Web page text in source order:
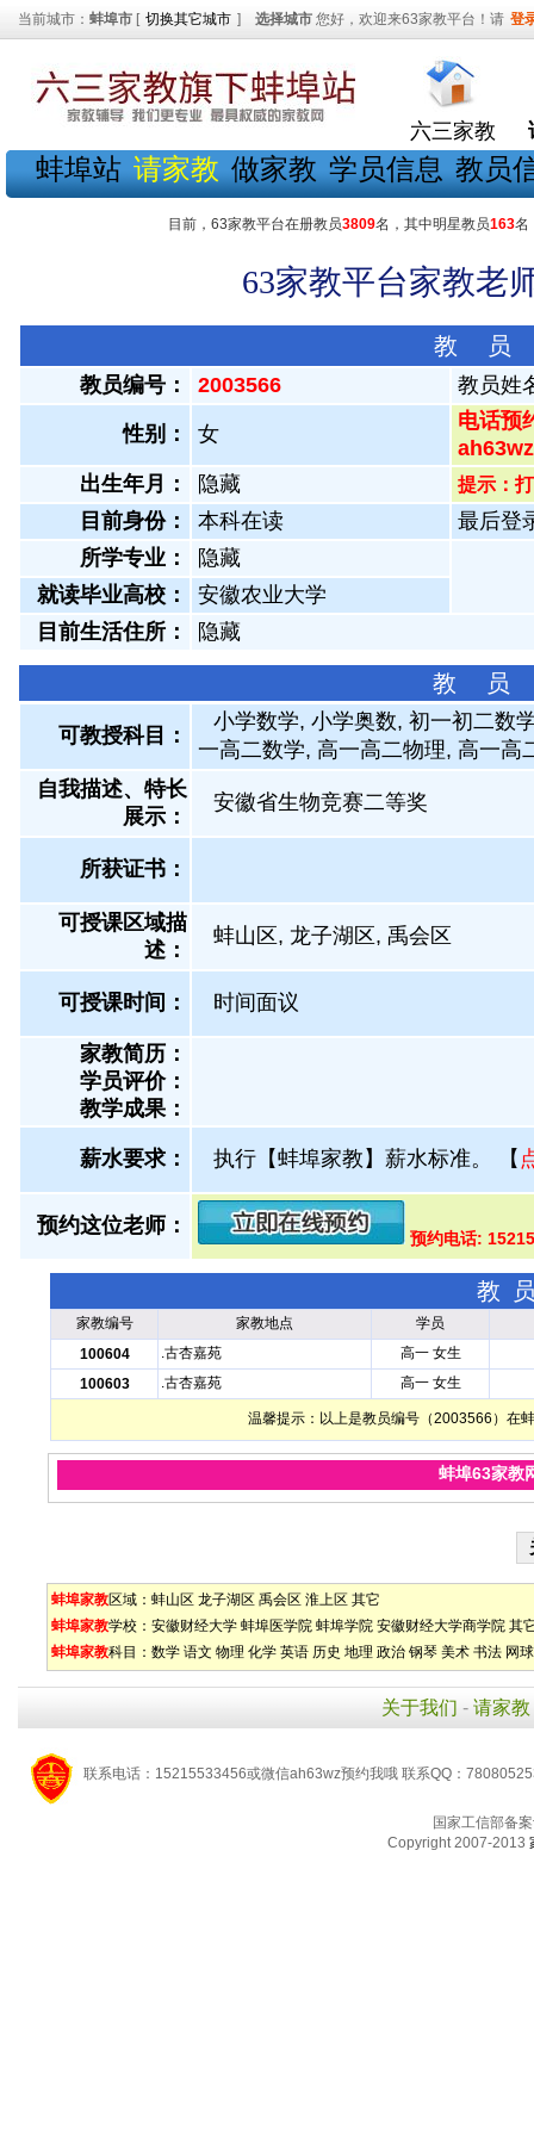
当前城市： 蚌埠市 [ 切换其它城市 ] 选择城市 您好，欢迎来63家教平台！请 登
六三家教
蚌埠站 请家教 做家教 学员信息 教员
目前，63家教平台在册教员3809名，其中明星教员163名
63家教平台家教老
教 员
教员编号： 2003566 教员姓
性别： 女
电话预
出生年月：
隐藏 提示：
目前身份： 本科在读
最后登
所学专业：
隐藏
就读毕业高校：
安徽农业大学
目前生活住所：
隐藏
教 员
可教授科目：
小学数学, 小学奥数, 初一初二数
一高二数学, 高一高二物理, 高一高
自我描述、特长
展示 ：
安徽省生物竞赛二等奖
所获证书 ：
可授课区域描
述：
蚌山区, 龙子湖区, 禹会区
可授课时间： 时间面议
家教简历：
学员评价：
教学成果：
薪水要求： 执行【蚌埠家教】薪水标准。 【
预约这位老师：
预约电话:
教
家教编号 家教地点
学员
100604
.古杏嘉苑
高一 女生
100603
.古杏嘉苑 高一 女生
温馨提示：以上是教员编号（2003566）在
蚌埠63家教
蚌埠家教区域： 蚌山区 龙子湖区 禹会区 淮上区 其它
蚌埠家教学校： 安徽财经大学 蚌埠医学院 蚌埠学院 安徽财经大学商学院 其
蚌埠家教科目： 数学 语文 物理 化学 英语 历史 地理 政治 钢琴 美术 书法 网球
关于我们 - 请家教
联系电话：15215533456或微信ah63wz预约我哦 联系QQ：
国家工信部备
Copyright 2007-2013